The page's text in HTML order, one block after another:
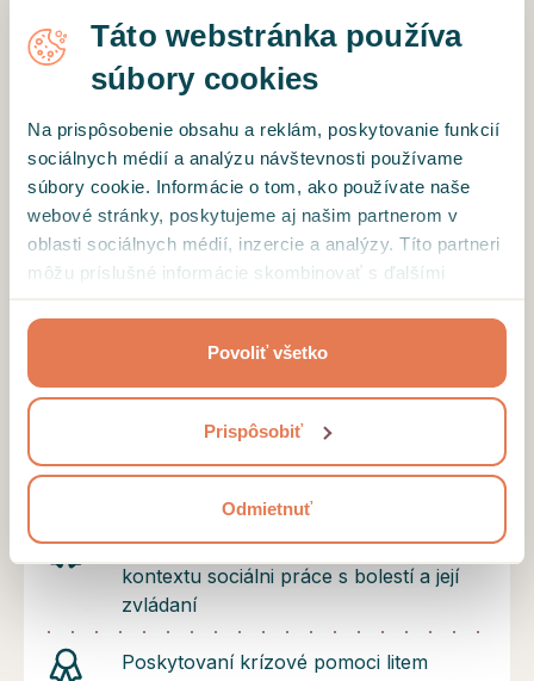
Táto webstránka používa
súbory cookies
Na prispôsobenie obsahu a reklám, poskytovanie funkcií
sociálnych médií a analýzu návštevnosti používame
súbory cookie. Informácie o tom, ako používate naše
webové stránky, poskytujeme aj našim partnerom v
oblasti sociálnych médií, inzercie a analýzy. Títo partneri
môžu príslušné informácie skombinovať s ďalšími
keď ste používali ich služby.
Povoliť všetko
Prispôsobiť
Odmietnuť
vietor, alebo zisťovať prečo nefúka/fúka príliš.
Ponúkam pomoc pri napínaní plachiet, hľadaní
smeru, pri dobrodružstve objavovania nových
možností na vašej životnej plavbe. Verím, že je
možné nájsť novú radosť, pokoj i nádej.
Certifikáty a diplomy
Supervízia v pomáhajúcich profesiách
Klinicko pastorálne vzdelávanie
Univerzita Mateja Bela, Pedagogická
Tvořivé postupy zaměřené na řešení v
kontextu sociálni práce s bolestí a její
zvládaní
Poskytovaní krízové pomoci litem